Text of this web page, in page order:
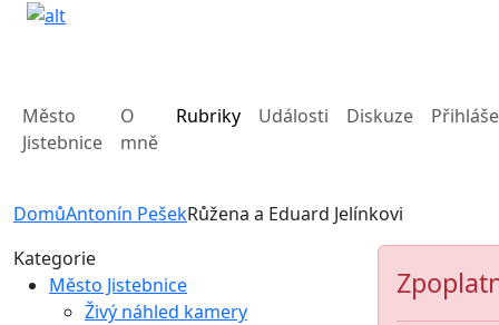
Město
Jistebnice
O
mně
Rubriky Události Diskuze
DomůAntonín PešekRůžena a Eduard Jelínkovi
Kategorie
Město Jistebnice
Živý náhled kamery